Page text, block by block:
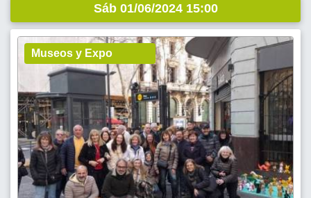
Sáb 01/06/2024 15:00
Museos y Expo